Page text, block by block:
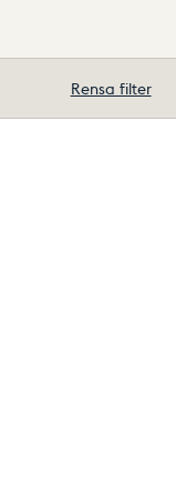
Rensa filter